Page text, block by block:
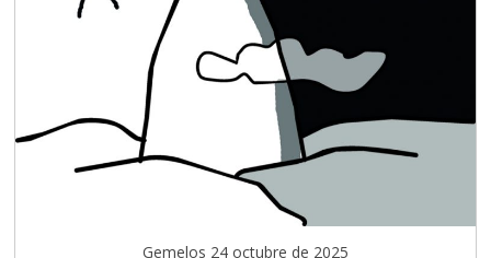
Gemelos 24 octubre de 2025